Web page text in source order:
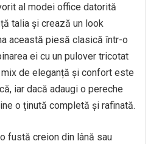
al modei office datorită
talia și crează un look
această piesă clasică într-o
ei cu un pulover tricotat
de eleganță și confort este
iar dacă adaugi o pereche
o ținută completă și rafinată.
fustă creion din lână sau